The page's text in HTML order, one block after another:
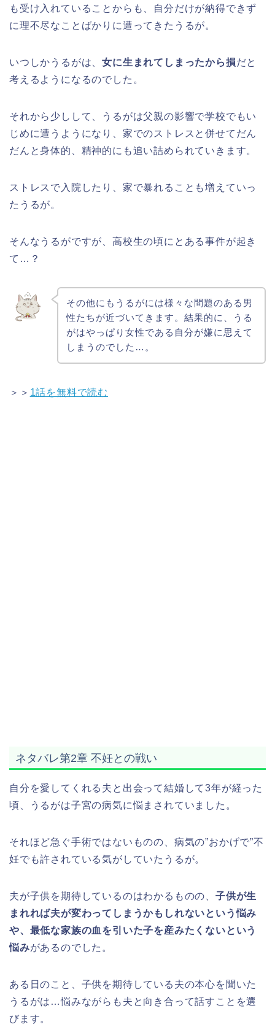
も受け入れていることからも、自分だけが納得できず
に理不尽なことばかりに遭ってきたうるが。
いつしかうるがは、女に生まれてしまったから損だと
考えるようになるのでした。
それから少しして、うるがは父親の影響で学校でもい
じめに遭うようになり、家でのストレスと併せてだん
だんと身体的、精神的にも追い詰められていきます。
ストレスで入院したり、家で暴れることも増えていっ
たうるが。
そんなうるがですが、高校生の頃にとある事件が起き
て…？
その他にもうるがには様々な問題のある男
性たちが近づいてきます。結果的に、うる
がはやっぱり女性である自分が嫌に思えて
しまうのでした…。
＞＞ 1話を無料で読む
ネタバレ第2章 不妊との戦い
自分を愛してくれる夫と出会って結婚して3年が経った
頃、うるがは子宮の病気に悩まされていました。
それほど急ぐ手術ではないものの、病気の”おかげで”不
妊でも許されている気がしていたうるが。
夫が子供を期待しているのはわかるものの、 子供が生
まれれば夫が変わってしまうかもしれないという悩み
や、最低な家族の血を引いた子を産みたくないという
悩みがあるのでした。
ある日のこと、子供を期待している夫の本心を聞いた
うるがは…悩みながらも夫と向き合って話すことを選
びます。